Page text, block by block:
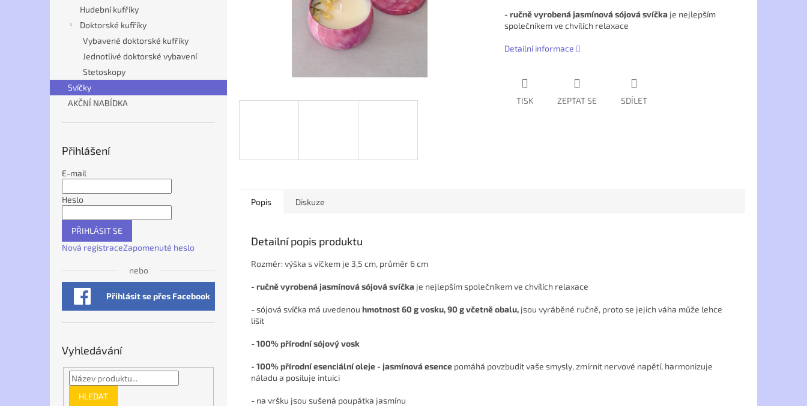
Hudební kufříky
Doktorské kufříky
Vybavené doktorské kufříky
Jednotlivé doktorské vybavení
Stetoskopy
Svíčky
AKČNÍ NABÍDKA
Přihlášení
E-mail
Heslo
PŘIHLÁSIT SE
Nová registraceZapomenuté heslo
nebo
Přihlásit se přes Facebook
Vyhledávání
HLEDAT
- ručně vyrobená jasmínová sójová svíčkaje nejlepším
společníkem ve chvílích relaxace
Detailní informace
TISK ZEPTAT SE SDÍLET
Popis Diskuze
Detailní popis produktu
Rozměr: výška s víčkem je 3,5 cm, průměr 6 cm
- ručně vyrobená jasmínová sójová svíčka je nejlepším společníkem ve chvílích relaxace
- sójová svíčka má uvedenou hmotnost 60 g vosku, 90 g včetně obalu, jsou vyráběné ručně, proto se jejich váha může lehce
lišit
-100% přírodní sójový vosk
- 100% přírodní esenciální oleje - jasmínová esence pomáhá povzbudit vaše smysly, zmírnit nervové napětí, harmonizuje
náladu a posiluje intuici
- na vršku jsou sušená poupátka jasmínu